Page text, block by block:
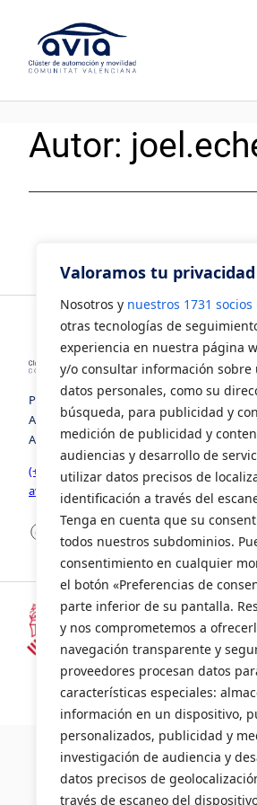
Valoramos tu privacidad
Nosotros y nuestros 1731 socios
otras tecnologías de
experiencia en nuestra página
y/o consultar información
datos personales, como su
búsqueda, para publicidad y
medición de publicidad y
audiencias y desarrollo de
utilizar datos precisos de
identificación a través del
Tenga en cuenta que su
todos nuestros subdominios.
consentimiento en cualquier
el botón «Preferencias de
parte inferior de su pantalla.
y nos comprometemos a
navegación transparente y
proveedores procesan datos
características especiales:
información en un dispositivo,
personalizados, publicidad y
investigación de audiencia y
datos precisos de
través de escaneo del
contenido
Autor:
Polígono Industrial Juan Carlos I.
Avenida de la Foia, número 8, edificio 3,
Almussafes, Valencia
(+34) 963 941 258
avia@avia.com.es
Facebook LinkedIn X